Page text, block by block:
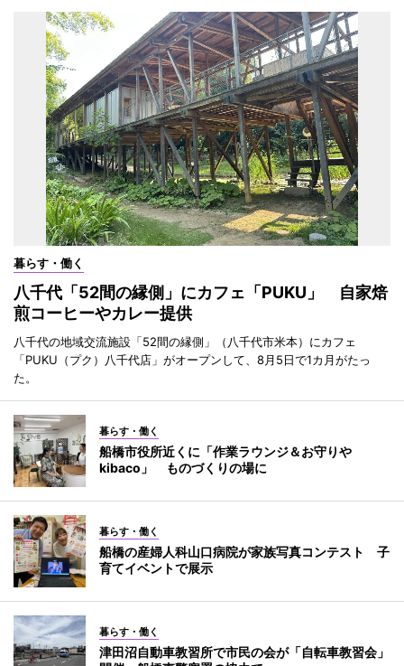
暮らす・働く
八千代「52間の縁側」にカフェ「PUKU」 自家焙
煎コーヒーやカレー提供
八千代の地域交流施設「52間の縁側」（八千代市米本）にカフェ
「PUKU（プク）八千代店」がオープンして、8月5日で1カ月がたっ
た。
暮らす・働く
船橋市役所近くに「作業ラウンジ＆お守りや
kibaco」 ものづくりの場に
暮らす・働く
船橋の産婦人科山口病院が家族写真コンテスト 子
育てイベントで展示
暮らす・働く
津田沼自動車教習所で市民の会が「自転車教習会」